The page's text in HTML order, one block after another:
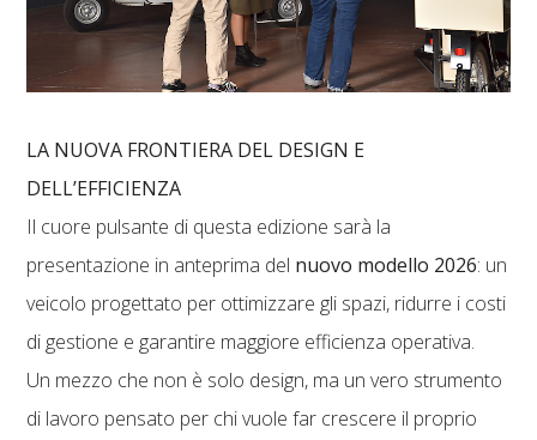
LA NUOVA FRONTIERA DEL DESIGN E
DELL’EFFICIENZA
Il cuore pulsante di questa edizione sarà la
presentazione in anteprima del nuovo modello 2026: un
veicolo progettato per ottimizzare gli spazi, ridurre i costi
di gestione e garantire maggiore efficienza operativa.
Un mezzo che non è solo design, ma un vero strumento
di lavoro pensato per chi vuole far crescere il proprio